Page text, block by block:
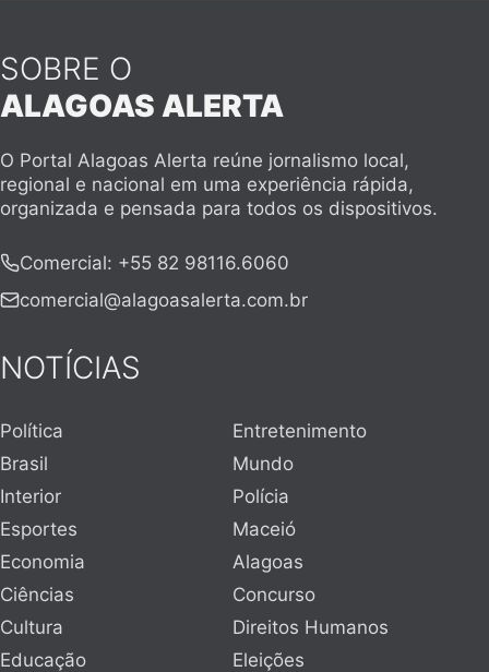
SOBRE O
ALAGOAS ALERTA
O Portal Alagoas Alerta reúne jornalismo local,
regional e nacional em uma experiência rápida,
organizada e pensada para todos os dispositivos.
Comercial: +55 82 98116.6060
comercial@alagoasalerta.com.br
NOTÍCIAS
Política
Entretenimento
Brasil
Mundo
Interior
Polícia
Esportes
Maceió
Economia
Alagoas
Ciências
Concurso
Cultura
Direitos Humanos
Educação
Eleições